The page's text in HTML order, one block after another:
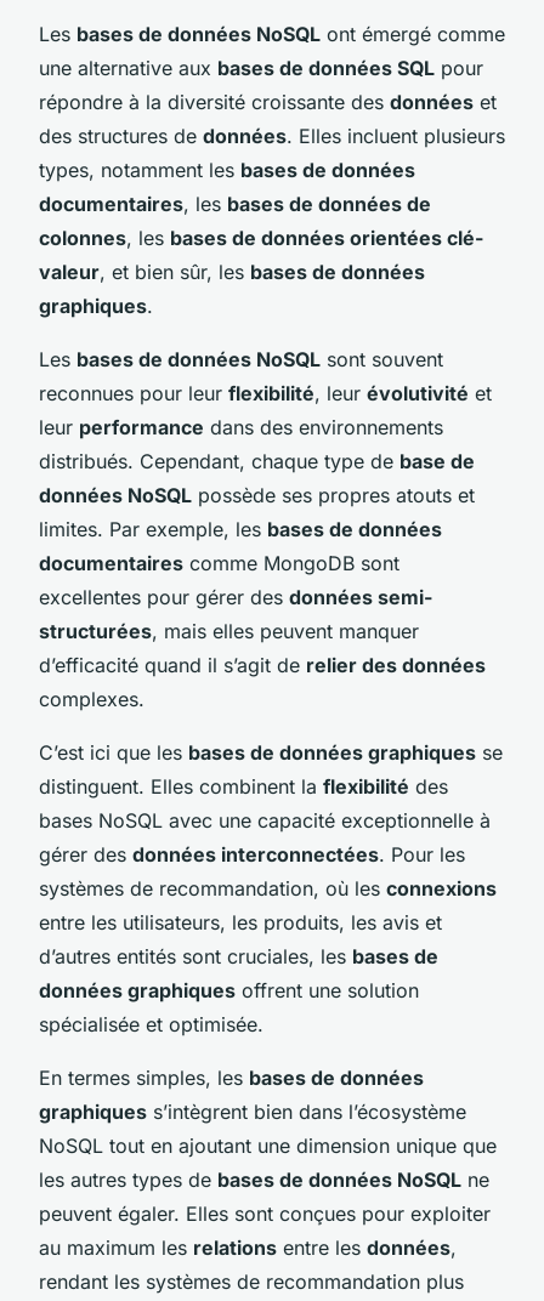
Les bases de données NoSQL ont émergé comme
une alternative aux bases de données SQL pour
répondre à la diversité croissante des données et
des structures de données. Elles incluent plusieurs
types, notamment les bases de données
documentaires, les bases de données de
colonnes, les bases de données orientées clé-
valeur, et bien sûr, les bases de données
graphiques.
Les bases de données NoSQL sont souvent
reconnues pour leur flexibilité, leur évolutivité et
leur performance dans des environnements
distribués. Cependant, chaque type de base de
données NoSQL possède ses propres atouts et
limites. Par exemple, les bases de données
documentaires comme MongoDB sont
excellentes pour gérer des données semi-
structurées, mais elles peuvent manquer
d’efficacité quand il s’agit de relier des données
complexes.
C’est ici que les bases de données graphiques se
distinguent. Elles combinent la flexibilité des
bases NoSQL avec une capacité exceptionnelle à
gérer des données interconnectées. Pour les
systèmes de recommandation, où les connexions
entre les utilisateurs, les produits, les avis et
d’autres entités sont cruciales, les bases de
données graphiques offrent une solution
spécialisée et optimisée.
En termes simples, les bases de données
graphiques s’intègrent bien dans l’écosystème
NoSQL tout en ajoutant une dimension unique que
les autres types de bases de données NoSQL ne
peuvent égaler. Elles sont conçues pour exploiter
au maximum les relations entre les données,
rendant les systèmes de recommandation plus